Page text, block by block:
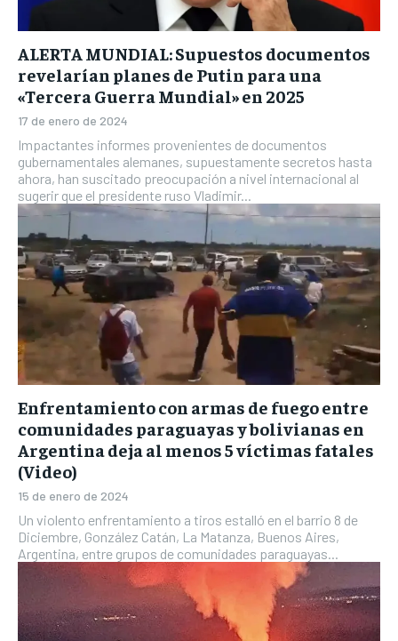
ALERTA MUNDIAL: Supuestos documentos
revelarían planes de Putin para una
«Tercera Guerra Mundial» en 2025
17 de enero de 2024
Impactantes informes provenientes de documentos
gubernamentales alemanes, supuestamente secretos hasta
ahora, han suscitado preocupación a nivel internacional al
sugerir que el presidente ruso Vladimir...
Enfrentamiento con armas de fuego entre
comunidades paraguayas y bolivianas en
Argentina deja al menos 5 víctimas fatales
(Video)
15 de enero de 2024
Un violento enfrentamiento a tiros estalló en el barrio 8 de
Diciembre, González Catán, La Matanza, Buenos Aires,
Argentina, entre grupos de comunidades paraguayas...